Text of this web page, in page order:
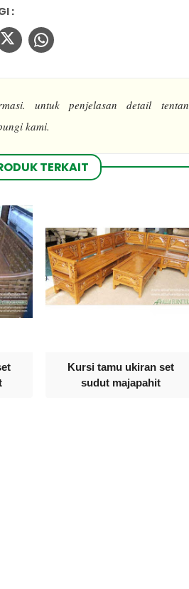
:
untuk penjelasan detail
kami.
TERKAIT
Kursi tamu ukiran set
sudut majapahit